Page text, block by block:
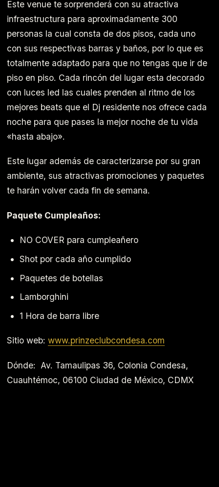
Este venue te sorprenderá con su atractiva
infraestructura para aproximadamente 300
personas la cual consta de dos pisos, cada uno
con sus respectivas barras y baños, por lo que es
totalmente adaptado para que no tengas que ir de
piso en piso. Cada rincón del lugar esta decorado
con luces led las cuales prenden al ritmo de los
mejores beats que el Dj residente nos ofrece cada
noche para que pases la mejor noche de tu vida
«hasta abajo».
Este lugar además de caracterizarse por su gran
ambiente, sus atractivas promociones y paquetes
te harán volver cada fin de semana.
Paquete Cumpleaños:
NO COVER para cumpleañero
Shot por cada año cumplido
Paquetes de botellas
Lamborghini
1 Hora de barra libre
Sitio web: www.prinzeclubcondesa.com
Dónde:
Av. Tamaulipas 36, Colonia Condesa,
Cuauhtémoc, 06100 Ciudad de México, CDMX